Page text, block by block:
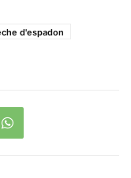
d'espadon